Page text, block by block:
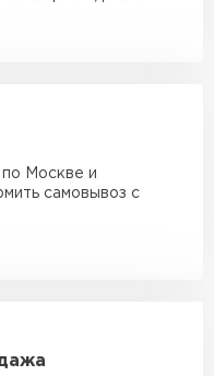
металл,
Москве и
самовывоз с